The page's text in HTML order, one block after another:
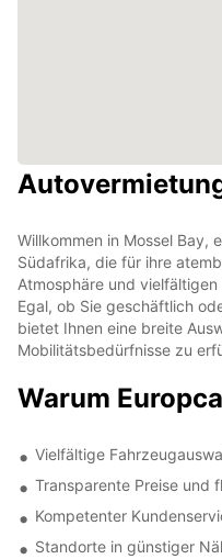
Willkommen in Mossel Bay,
Südafrika, die für ihre
Atmosphäre und
Egal, ob Sie geschäftlich
bietet Ihnen eine breite
Mobilitätsbedürfnisse zu
Warum
Vielfältige
Transparente Preise und
Kompetenter
Standorte in günstiger